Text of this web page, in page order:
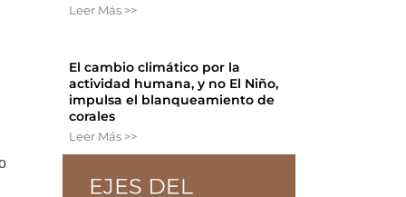
Leer Más >>
El cambio climático por la
actividad humana, y no El Niño,
impulsa el blanqueamiento de
corales
Leer Más >>